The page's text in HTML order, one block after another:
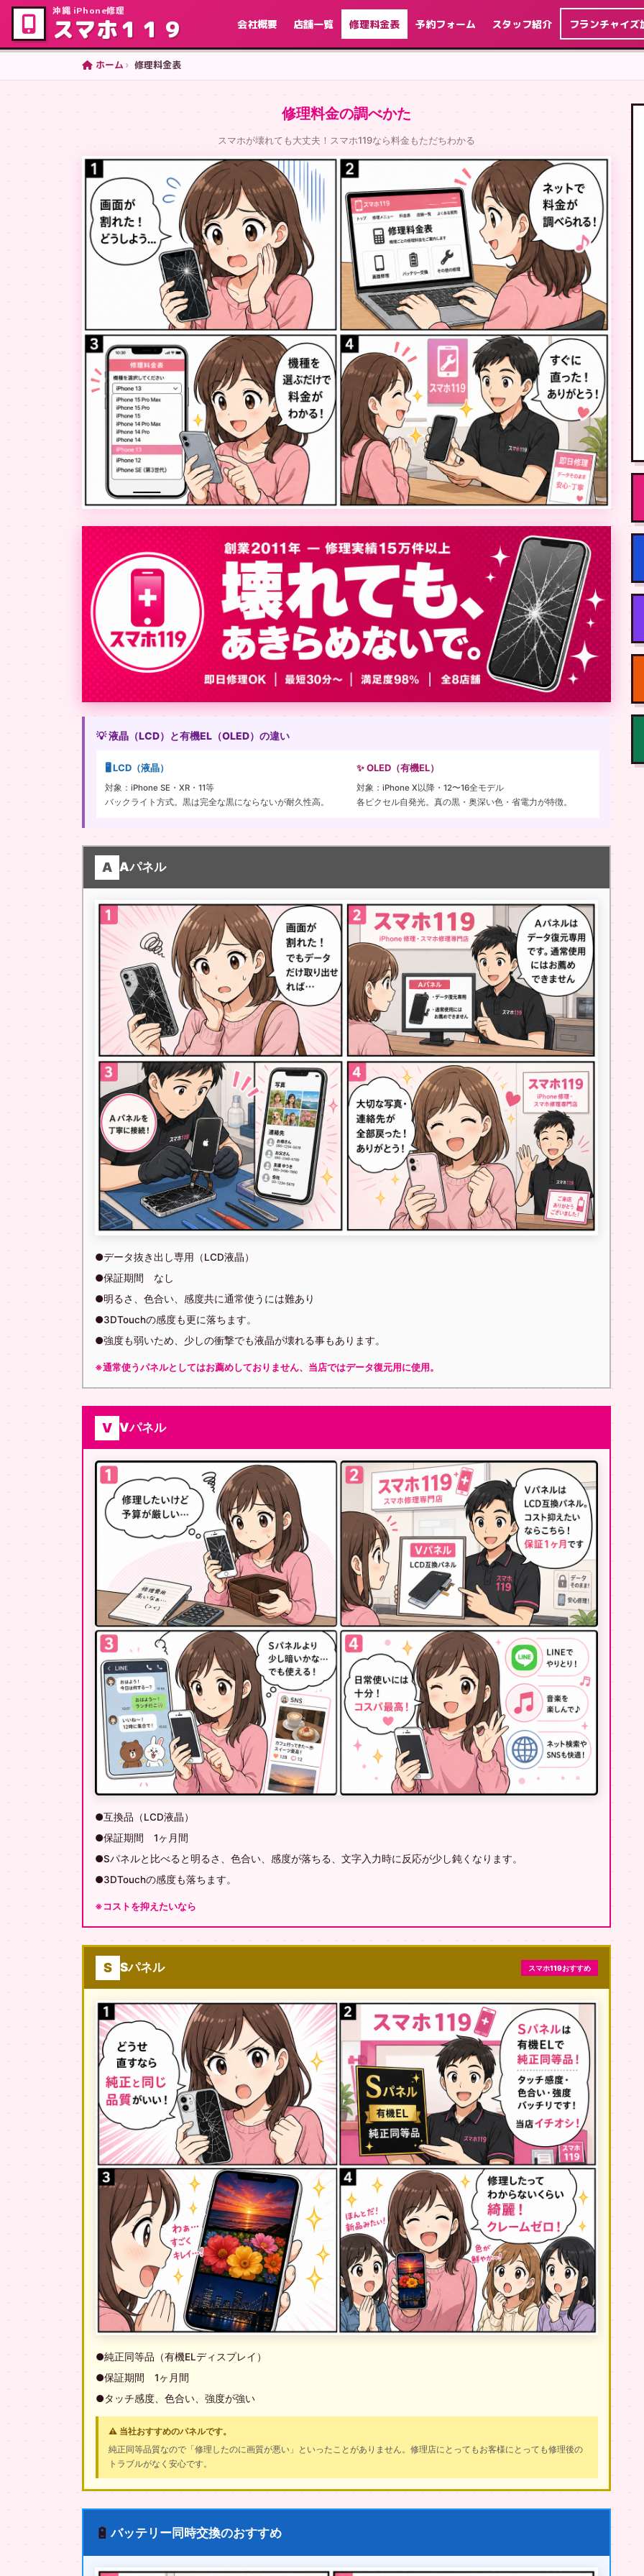
沖縄 iPhone修理
スマホ１１９ 会社概要 店舗一覧 修理料金表 予約フォーム スタッフ紹介 フランチャイズ
ホーム 修理料金表
修理料金の調べかた
スマホが壊れても大丈夫！スマホ119なら料金もただちわかる
💡 液晶（LCD）と有機EL（OLED）の違い
🖥️ LCD（液晶）
対象：iPhone SE・XR・11等
バックライト方式。黒は完全な黒にならないが耐久性高。
✨ OLED（有機EL）
対象：iPhone X以降・12〜16全モデル
各ピクセル自発光。真の黒・奥深い色・省電力が特徴。
A Aパネル
●データ抜き出し専用（LCD液晶）
●保証期間 なし
●明るさ、色合い、感度共に通常使うには難あり
●3DTouchの感度も更に落ちます。
●強度も弱いため、少しの衝撃でも液晶が壊れる事もあります。
※通常使うパネルとしてはお薦めしておりません、当店ではデータ復元用に使用。
V Vパネル
●互換品（LCD液晶）
●保証期間 1ヶ月間
●Sパネルと比べると明るさ、色合い、感度が落ちる、文字入力時に反応が少し鈍くなります。
●3DTouchの感度も落ちます。
※コストを抑えたいなら
S Sパネル スマホ119おすすめ
●純正同等品（有機ELディスプレイ）
●保証期間 1ヶ月間
●タッチ感度、色合い、強度が強い
⚠️ 当社おすすめのパネルです。
純正同等品質なので「修理したのに画質が悪い」といったことがありません。修理店にとってもお客様にとっても修理後の
トラブルがなく安心です。
🔋バッテリー同時交換のおすすめ